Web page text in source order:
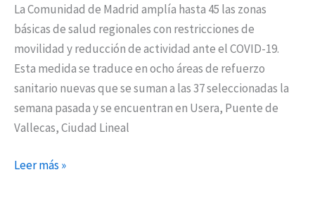
La Comunidad de Madrid amplía hasta 45 las zonas
básicas de salud regionales con restricciones de
movilidad y reducción de actividad ante el COVID-19.
Esta medida se traduce en ocho áreas de refuerzo
sanitario nuevas que se suman a las 37 seleccionadas la
semana pasada y se encuentran en Usera, Puente de
Vallecas, Ciudad Lineal
Leer más »